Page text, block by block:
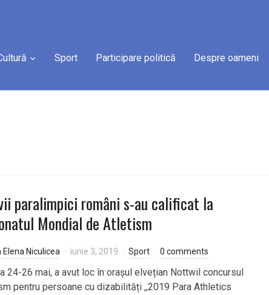
Sport Participare politică Despre oameni
paralimpici români s-au calificat la
Mondial de Atletism
Elena Niculicea iunie 3, 2019 Sport 0 comments
24-26 mai, a avut loc în orașul elvețian Nottwil concursul
pentru persoane cu dizabilități ,,2019 Para Athletics